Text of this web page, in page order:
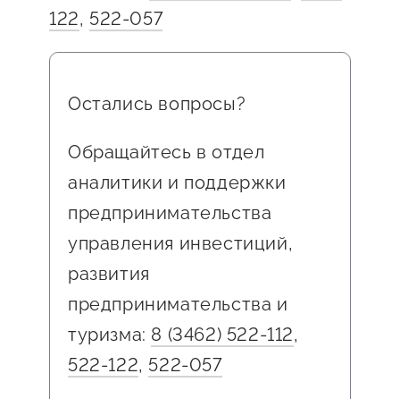
122, 522-057
Остались вопросы?
Обращайтесь в отдел
аналитики и поддержки
предпринимательства
управления инвестиций,
развития
предпринимательства и
туризма: 8 (3462) 522-112,
522-122, 522-057